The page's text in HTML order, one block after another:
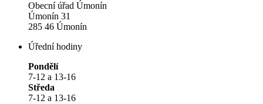
Obecní úřad Úmonín
Úmonín 31
285 46 Úmonín
Úřední hodiny
Pondělí
7-12 a 13-16
Středa
7-12 a 13-16